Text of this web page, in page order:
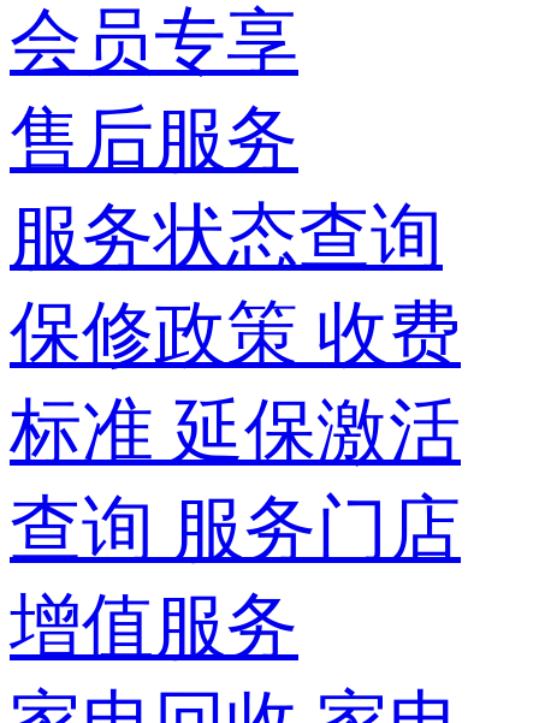
会员专享
售后服务
服务状态查询
保修政策 收费
标准 延保激活
查询 服务门店
增值服务